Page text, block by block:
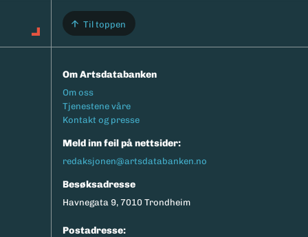
Til toppen
Om Artsdatabanken
Footermeny
Om oss
Tjenestene våre
Kontakt og presse
Meld inn feil på nettsider:
redaksjonen@artsdatabanken.no
Besøksadresse
Havnegata 9, 7010 Trondheim
Postadresse: